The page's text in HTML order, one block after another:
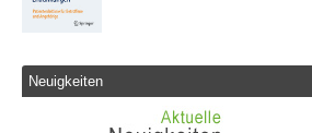
Neuigkeiten